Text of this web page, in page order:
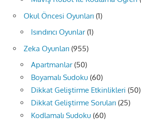
Okul Öncesi Oyunları (1)
Isındırıcı Oyunlar(1)
Zeka Oyunları (955)
Apartmanlar(50)
Boyamalı Sudoku (60)
Dikkat Geliştirme Etkinlikleri (50)
Dikkat Geliştirme Soruları (25)
Kodlamalı Sudoku (60)